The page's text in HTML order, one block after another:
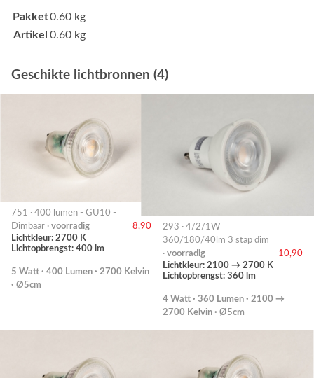
Pakket0.60 kg
Artikel 0.60 kg
Geschikte lichtbronnen (4)
751 · 400 lumen - GU10 -
Dimbaar · voorradig
8,90
Lichtkleur: 2700 K
Lichtopbrengst: 400 lm
5 Watt · 400 Lumen · 2700 Kelvin
· Ø5cm
293 · 4/2/1W
360/180/40lm 3 stap dim
· voorradig
10,90
Lichtkleur: 2100 → 2700 K
Lichtopbrengst: 360 lm
4 Watt · 360 Lumen · 2100 →
2700 Kelvin · Ø5cm